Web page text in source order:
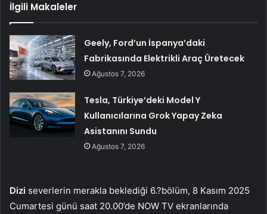
İlgili Makaleler
Geely, Ford’un İspanya’daki
Fabrikasında Elektrikli Araç Üretecek
Ağustos 7, 2026
Tesla, Türkiye’deki Model Y
Kullanıcılarına Grok Yapay Zeka
Asistanını Sundu
Ağustos 7, 2026
Dizi severlerin merakla beklediği 6.?bölüm, 8 Kasım 2025
Cumartesi günü saat 20.00’de NOW TV ekranlarında